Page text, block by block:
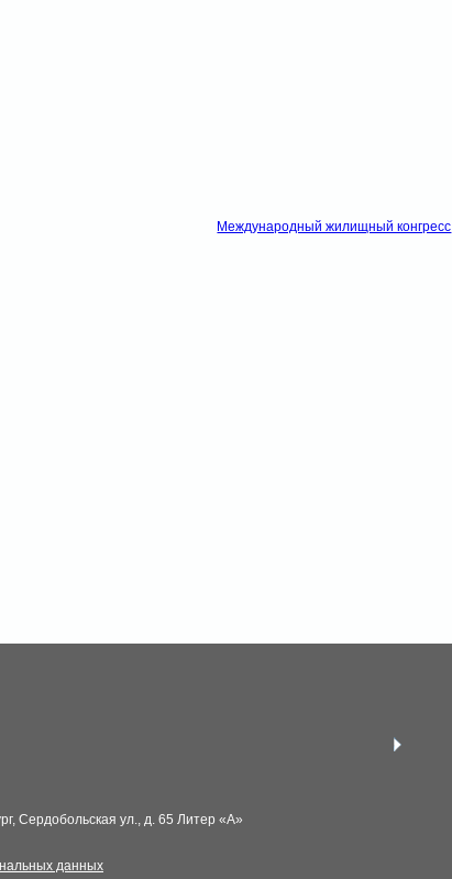
Международный жилищный конгресс
данных
Сердобольская ул., д. 65 Литер «А»